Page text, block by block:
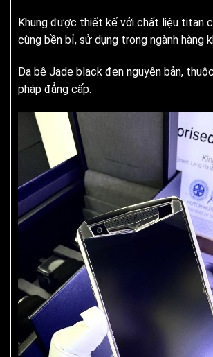
Khung được thiết kế vởi chất liệu titan
cùng bền bỉ, sử dụng trong ngành hàng
Da bê Jade black đen nguyên bản,
pháp đẳng cấp.